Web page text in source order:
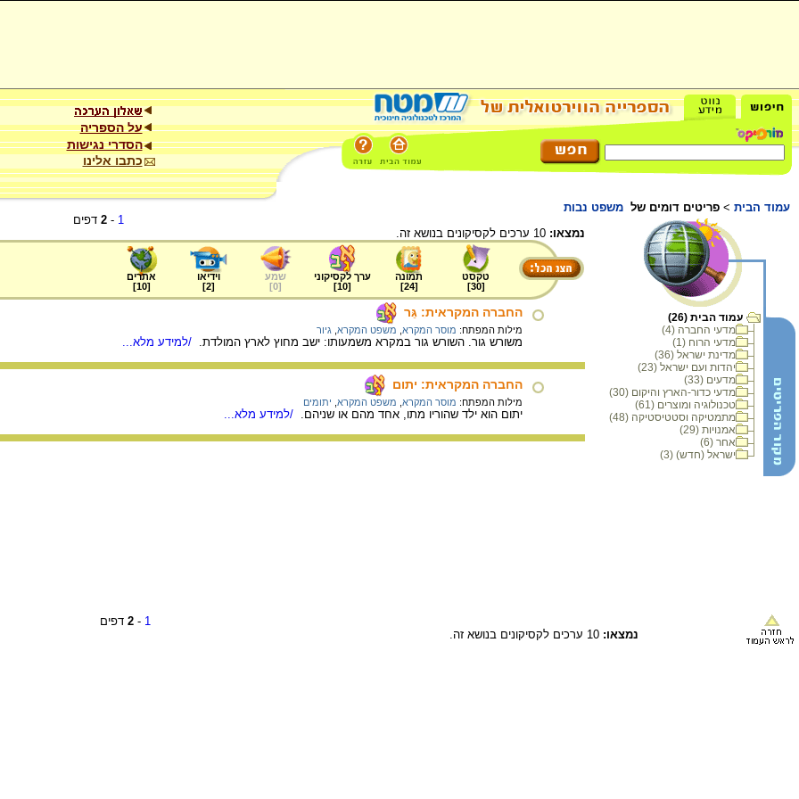
על הספריה
הסדרי נגישות
כתבו אלינו
עמוד הבית > פריטים דומים של משפט נבות
עמוד הבית (26)
מדעי החברה (4)
מדעי הרוח (1)
מדינת ישראל (36)
יהדות ועם ישראל (23)
מדעים (33)
מדעי כדור-הארץ והיקום (30)
טכנולוגיה ומוצרים (61)
מתמטיקה וסטטיסטיקה (48)
אמנויות (29)
אחר (6)
ישראל (חדש) (3)
1
-
2 דפים
נמצאו:
טקסט
[
30
]
תמונה
[
24
]
ערך לקסיקוני
[
10
]
שמע
[
0
]
וידיאו
[
2
]
אתרים
[
10
]
החברה המקראית: גֵּר
מילות המפתח: מוסר המקרא משפט המקרא גיור
משורש גור. השורש גור במקרא משמעותו: ישב מחוץ לארץ המולדת. /למידע מלא...
החברה המקראית: יתום
מילות המפתח: מוסר המקרא משפט המקרא יתומים
יתום הוא ילד שהוריו מתו, אחד מהם או שניהם. /למידע מלא...
1
-
2 דפים
נמצאו: